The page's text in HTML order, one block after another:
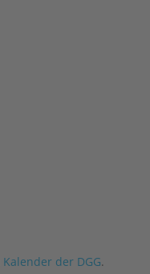
Kalender der DGG.